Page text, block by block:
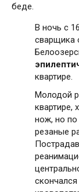
беде.
В ночь с
сварщика
квартире.
Молодой
квартире,
нож, но по
резаные